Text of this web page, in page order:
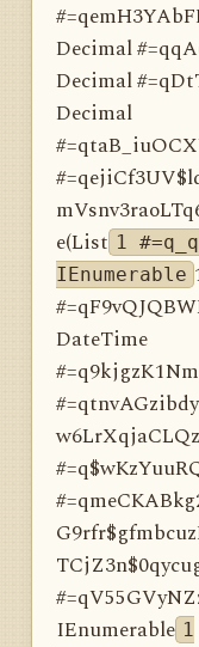
Decimal
Decimal
Decimal
e(List 1
IEnumerable
DateTime
IEnumerable 1